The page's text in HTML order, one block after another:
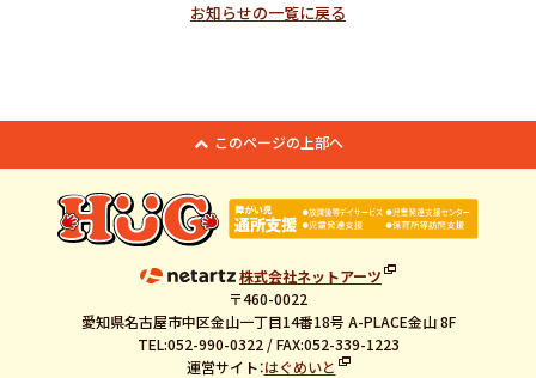
お知らせの一覧に戻る
このページの上部へ
株式会社ネットアーツ
〒460-0022
愛知県名古屋市中区金山一丁目14番18号 A-PLACE金山 8F
TEL:052-990-0322 / FAX:052-339-1223
運営サイト：はぐめいと